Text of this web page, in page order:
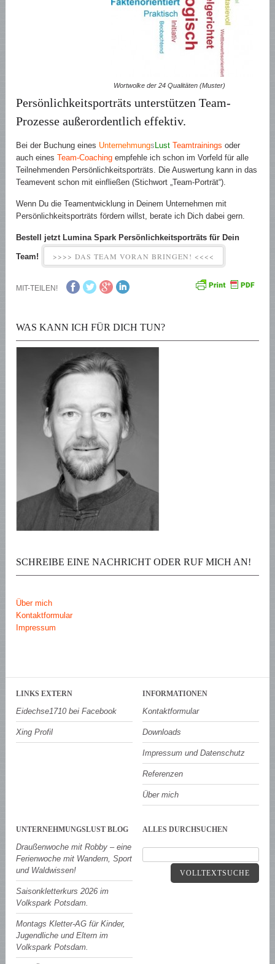
Wortwolke der 24 Qualitäten (Muster)
Persönlichkeitsporträts unterstützen Team-
Prozesse außerordentlich effektiv.
Bei der Buchung eines Unternehmungs Lust Teamtrainings oder
auch einesTeam-Coaching empfehle ich schon im Vorfeld für alle
Teilnehmenden Persönlichkeitsporträts. Die Auswertung kann in das
Teamevent schon mit einfließen (Stichwort „Team-Porträt“).
Wenn Du die Teamentwicklung in Deinem Unternehmen mit
Persönlichkeitsporträts fördern willst, berate ich Dich dabei gern.
Bestell jetzt Lumina Spark Persönlichkeitsporträts für Dein
Team! >>>> DAS TEAM VORAN BRINGEN! <<<<
MIT-TEILEN!
WAS KANN ICH FÜR DICH TUN?
SCHREIBE EINE NACHRICHT ODER RUF MICH AN!
Über mich
Kontaktformular
Impressum
LINKS EXTERN
Eidechse1710 bei Facebook
Xing Profil
INFORMATIONEN
Kontaktformular
Downloads
Impressum und Datenschutz
Referenzen
Über mich
UNTERNEHMUNGSLUST BLOG
Draußenwoche mit Robby – eine
Ferienwoche mit Wandern, Sport
und Waldwissen!
Saisonkletterkurs 2026 im
Volkspark Potsdam.
Montags Kletter-AG für Kinder,
Jugendliche und Eltern im
Volkspark Potsdam.
ALLES DURCHSUCHEN
VOLLTEXTSUCHE